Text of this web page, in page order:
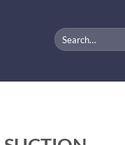
Search
for: